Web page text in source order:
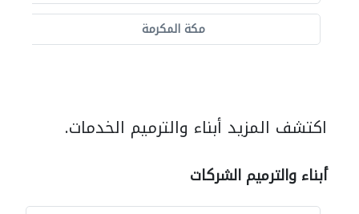
مكة المكرمة
اكتشف المزيد أبناء والترميم الخدمات.
أبناء والترميم الشركات